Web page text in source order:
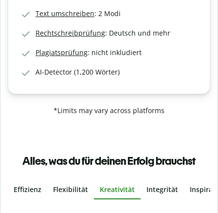
Text umschreiben: 2 Modi
Rechtschreibprüfung: Deutsch und mehr
Plagiatsprüfung: nicht inkludiert
AI-Detector (1,200 Wörter)
*Limits may vary across platforms
Alles, was du für deinen Erfolg brauchst
Effizienz Flexibilität Kreativität Integrität